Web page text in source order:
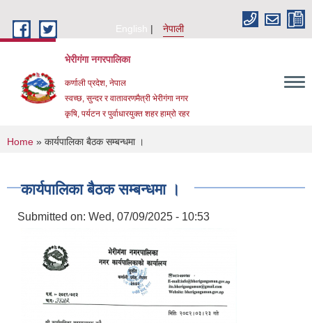
English
नेपाली
भेरीगंगा नगरपालिका
कर्णाली प्रदेश, नेपाल
स्वच्छ, सुन्दर र वातावरणमैत्री भेरीगंगा नगर
कृषि, पर्यटन र पुर्वाधारयुक्त शहर हाम्रो रहर
You are here
Home » कार्यपालिका बैठक सम्बन्धमा ।
कार्यपालिका बैठक सम्बन्धमा ।
Submitted on: Wed, 07/09/2025 - 10:53